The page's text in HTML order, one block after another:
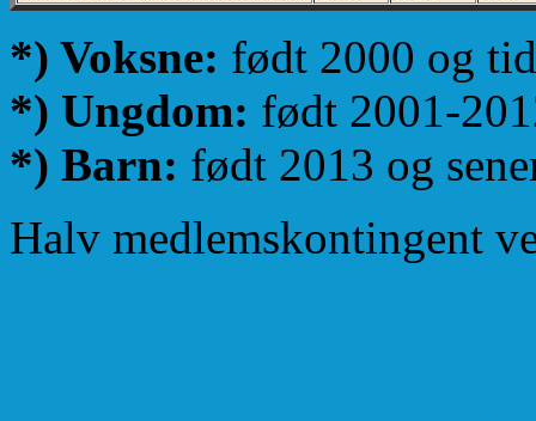
*) Voksne: født 2000 og
*) Ungdom: født 2001-
*) Barn: født 2013 og
Halv medlemskontingent